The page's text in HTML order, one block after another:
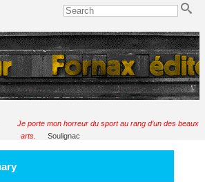
Je porte mon horreur du sport au rang d’un des beaux
arts.
Soulignac